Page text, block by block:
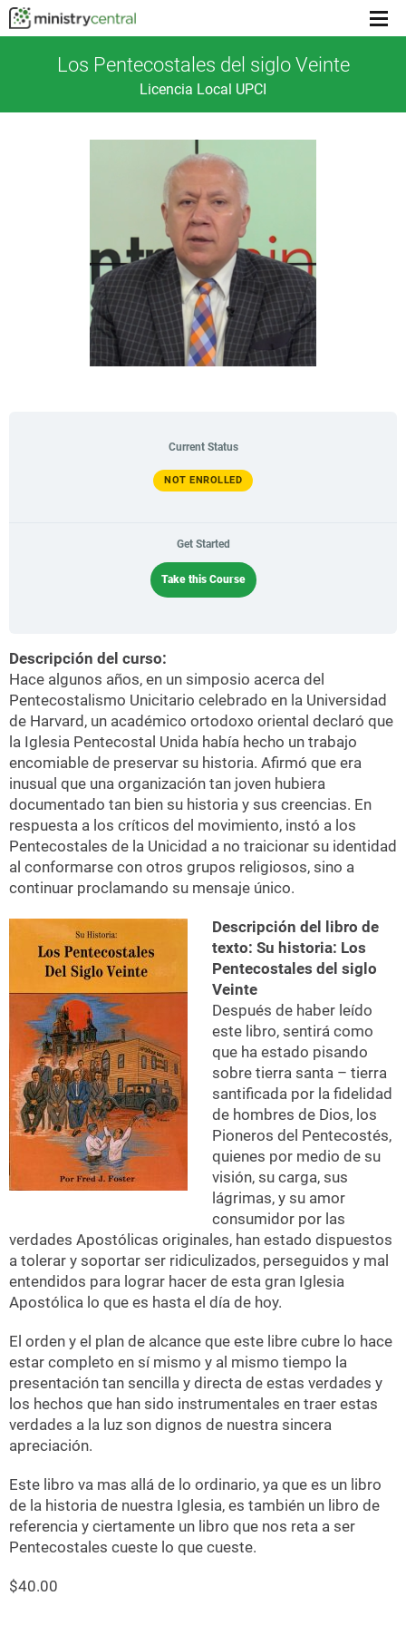
Menu
Los Pentecostales del siglo Veinte
Licencia Local UPCI
Current Status
NOT ENROLLED
Get Started
Take this Course
Descripción del curso:
Hace algunos años, en un simposio acerca del
Pentecostalismo Unicitario celebrado en la Universidad
de Harvard, un académico ortodoxo oriental declaró que
la Iglesia Pentecostal Unida había hecho un trabajo
encomiable de preservar su historia. Afirmó que era
inusual que una organización tan joven hubiera
documentado tan bien su historia y sus creencias. En
respuesta a los críticos del movimiento, instó a los
Pentecostales de la Unicidad a no traicionar su identidad
al conformarse con otros grupos religiosos, sino a
continuar proclamando su mensaje único.
Descripción del libro de
texto: Su historia: Los
Pentecostales del siglo
Veinte
Después de haber leído
este libro, sentirá como
que ha estado pisando
sobre tierra santa – tierra
santificada por la fidelidad
de hombres de Dios, los
Pioneros del Pentecostés,
quienes por medio de su
visión, su carga, sus
lágrimas, y su amor
consumidor por las
verdades Apostólicas originales, han estado dispuestos
a tolerar y soportar ser ridiculizados, perseguidos y mal
entendidos para lograr hacer de esta gran Iglesia
Apostólica lo que es hasta el día de hoy.
El orden y el plan de alcance que este libre cubre lo hace
estar completo en sí mismo y al mismo tiempo la
presentación tan sencilla y directa de estas verdades y
los hechos que han sido instrumentales en traer estas
verdades a la luz son dignos de nuestra sincera
apreciación.
Este libro va mas allá de lo ordinario, ya que es un libro
de la historia de nuestra Iglesia, es también un libro de
referencia y ciertamente un libro que nos reta a ser
Pentecostales cueste lo que cueste.
$40.00